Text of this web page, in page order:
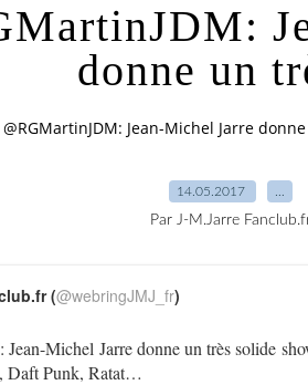
donne un
@RGMartinJDM: Jean-Michel Jarre
14.05.2017
Par J-M.Jarre
: Jean-Michel Jarre donne un très solide
Daft Punk, Ratat…
(@webringJMJ_fr)